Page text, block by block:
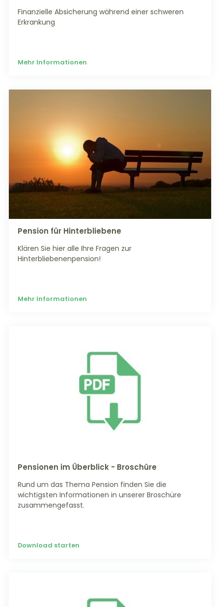
Finanzielle Absicherung während einer schweren
Erkrankung
Mehr Informationen
Pension für Hinterbliebene
Klären Sie hier alle Ihre Fragen zur
Hinterbliebenenpension!
Mehr Informationen
Pensionen im Überblick - Broschüre
Rund um das Thema Pension finden Sie die
wichtigsten Informationen in unserer Broschüre
zusammengefasst.
Download starten